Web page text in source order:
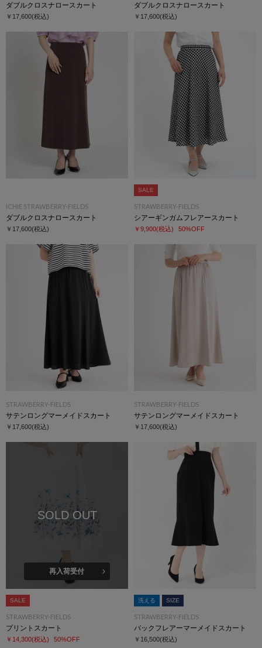
ダブルクロスナロースカート
￥17,600(税込)
ダブルクロスナロースカート
￥17,600(税込)
ICHIE STRAWBERRY-FIELDS
ダブルクロスナロースカート
￥17,600(税込)
SALE
STRAWBERRY-FIELDS
シアーギンガムフレアースカート
￥9,900(税込) 50%OFF
STRAWBERRY-FIELDS
サテンロングマーメイドスカート
￥17,600(税込)
STRAWBERRY-FIELDS
サテンロングマーメイドスカート
￥17,600(税込)
SOLD OUT
再入荷受付
SALE
STRAWBERRY-FIELDS
プリントスカート
￥14,300(税込) 50%OFF
洗える SIZE
STRAWBERRY-FIELDS
バックフレアーマーメイドスカート
￥16,500(税込)